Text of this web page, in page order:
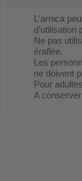
L'arnica
d'utilisation
Ne pas
éraflée.
Les
ne doivent
Pour
A